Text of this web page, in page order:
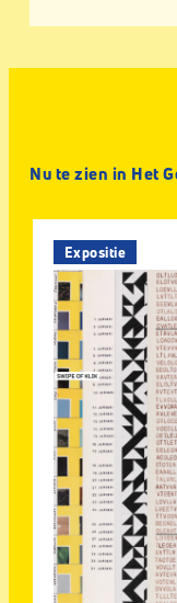
Nu te zien in Het
Expositie